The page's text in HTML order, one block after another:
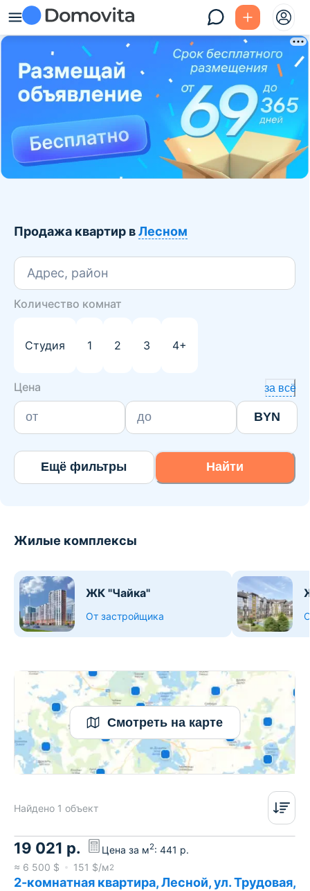
Продажа квартир вЛесном
Адрес, район
Количество комнат
Студия 1 2 3 4+
Цена за всё
BYN
Ещё фильтры Найти
Жилые комплексы
ЖК "Чайка"
От застройщика
Смотреть на карте
Найдено 1 объект
19 021 р. Цена за м2: 441 р.
≈ 6 500 $ 151 $/м2
2-комнатная квартира, Лесной, ул. Трудовая,